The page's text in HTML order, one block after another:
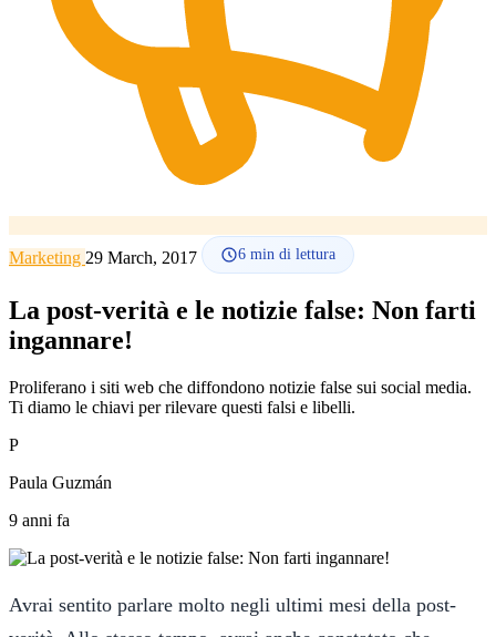
Accedi
Marketing 29 March, 2017 6 min di lettura
La post-verità e le notizie false: Non farti
ingannare!
Proliferano i siti web che diffondono notizie false sui social media.
Ti diamo le chiavi per rilevare questi falsi e libelli.
P
Paula Guzmán
9 anni fa
Avrai sentito parlare molto negli ultimi mesi della post-